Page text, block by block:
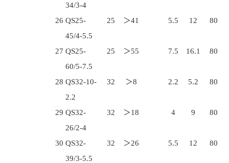
34/3-4
26 QS25-
45/4-5.5
25 ＞41 5.5 12 80
27 QS25-
60/5-7.5
25 ＞55 7.5 16.1 80
28 QS32-10-
2.2
32 ＞8 2.2 5.2 80
29 QS32-
26/2-4
32 ＞18 4 9 80
30 QS32-
39/3-5.5
32 ＞26 5.5 12 80